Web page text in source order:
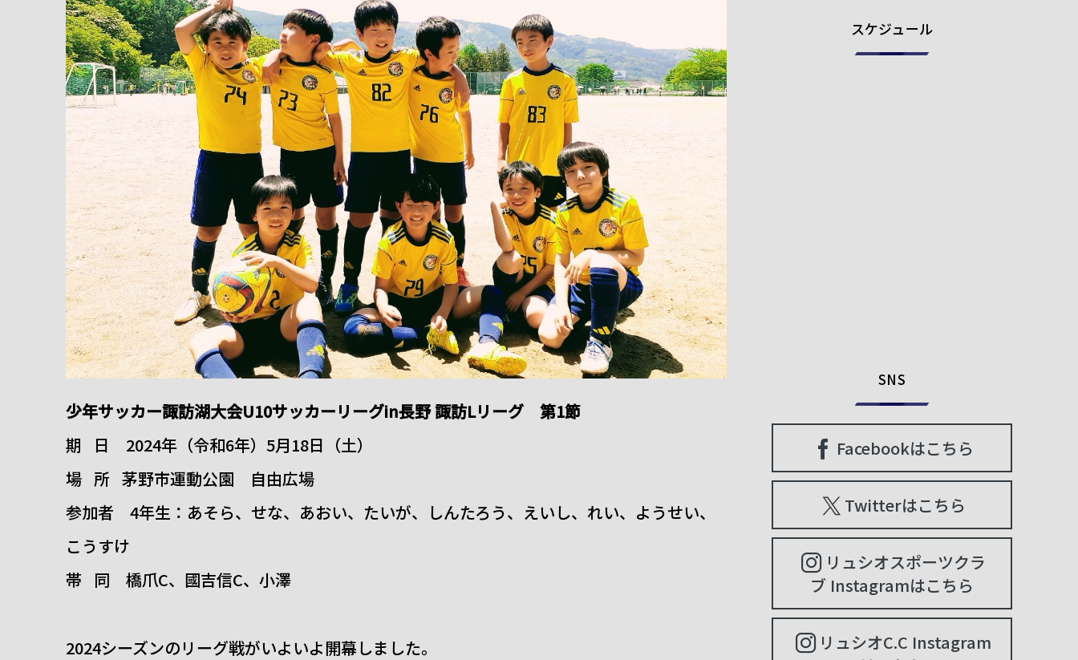
少年サッカー諏訪湖大会U10サッカーリーグin長野 諏訪Lリーグ 第1節
期 日 2024年（令和6年）5月18日（土）
場 所 茅野市運動公園 自由広場
参加者 4年生：あそら、せな、あおい、たいが、しんたろう、えいし、れい、ようせい、
こうすけ
帯 同 橋爪C、國吉信C、小澤
2024シーズンのリーグ戦がいよいよ開幕しました。
スケジュール
SNS
Facebookはこちら
Twitterはこちら
リュシオスポーツクラ
ブ Instagramはこちら
リュシオC.C Instagram